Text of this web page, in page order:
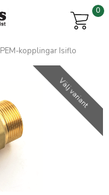
0
PEM-kopplingar Isiflo
Välj variant